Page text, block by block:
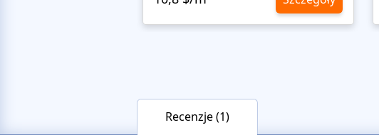
Recenzje (1)